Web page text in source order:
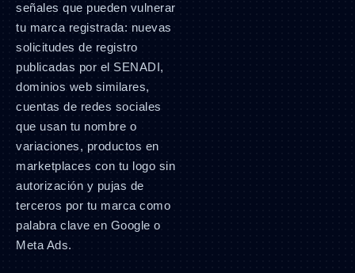
señales que pueden vulnerar
tu marca registrada: nuevas
solicitudes de registro
publicadas por el SENADI,
dominios web similares,
cuentas de redes sociales
que usan tu nombre o
variaciones, productos en
marketplaces con tu logo sin
autorización y pujas de
terceros por tu marca como
palabra clave en Google o
Meta Ads.